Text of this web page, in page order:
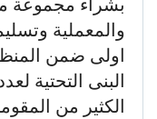
والمعملية
اولى ضمن
البنى التحتية
الكثير من